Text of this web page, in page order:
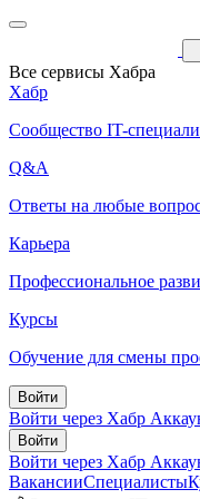
Все сервисы Хабра
Хабр
Сообщество IT-
Q&A
Ответы на любые
Карьера
Профессиональное
Курсы
Обучение для смены
Войти
Войти через Хабр
Войти
Войти через Хабр
ВакансииСпециалисты